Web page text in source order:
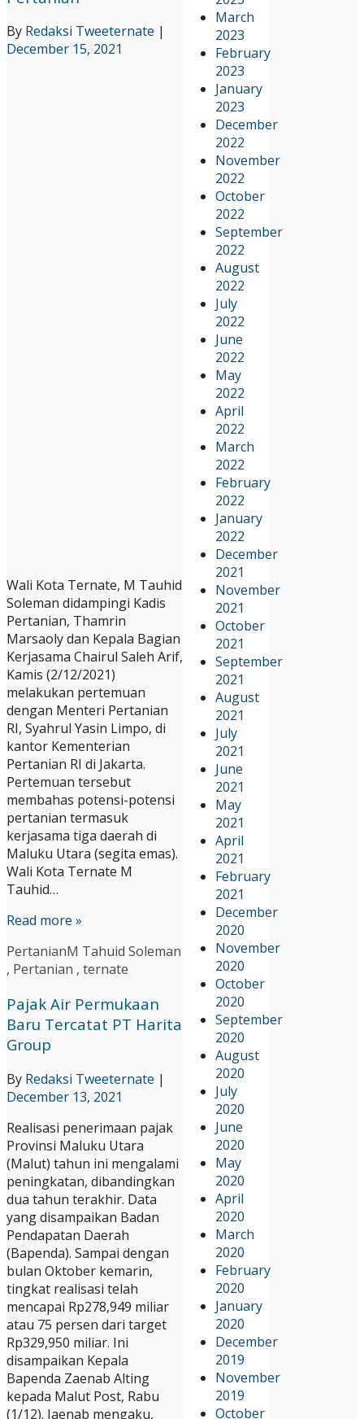
March
2023
February
2023
January
2023
December
2022
November
2022
October
2022
September
2022
August
2022
July
2022
June
2022
May
2022
April
2022
March
2022
February
2022
January
2022
December
2021
November
2021
October
2021
September
2021
August
2021
July
2021
June
2021
May
2021
April
2021
February
2021
December
2020
November
2020
October
2020
September
2020
August
2020
July
2020
June
2020
May
2020
April
2020
March
2020
February
2020
January
2020
December
2019
November
2019
October
By Redaksi Tweeternate |
December 15, 2021
Wali Kota Ternate, M Tauhid
Soleman didampingi Kadis
Pertanian, Thamrin
Marsaoly dan Kepala Bagian
Kerjasama Chairul Saleh Arif,
Kamis (2/12/2021)
melakukan pertemuan
dengan Menteri Pertanian
RI, Syahrul Yasin Limpo, di
kantor Kementerian
Pertanian RI di Jakarta.
Pertemuan tersebut
membahas potensi-potensi
pertanian termasuk
kerjasama tiga daerah di
Maluku Utara (segita emas).
Wali Kota Ternate M
Tauhid…
Read more »
PertanianM Tahuid Soleman
, Pertanian , ternate
Pajak Air Permukaan
Baru Tercatat PT Harita
Group
By Redaksi Tweeternate |
December 13, 2021
Realisasi penerimaan pajak
Provinsi Maluku Utara
(Malut) tahun ini mengalami
peningkatan, dibandingkan
dua tahun terakhir. Data
yang disampaikan Badan
Pendapatan Daerah
(Bapenda). Sampai dengan
bulan Oktober kemarin,
tingkat realisasi telah
mencapai Rp278,949 miliar
atau 75 persen dari target
Rp329,950 miliar. Ini
disampaikan Kepala
Bapenda Zaenab Alting
kepada Malut Post, Rabu
(1/12). Jaenab mengaku,